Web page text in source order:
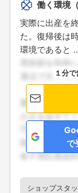
こ
働く環境
実際に出産を
た。復帰後は
環境であると
１分
で
ショップスタ